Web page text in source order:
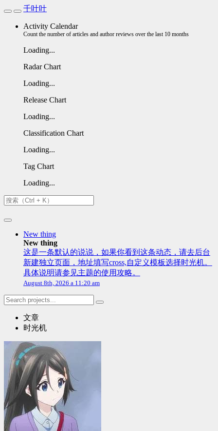
千叶叶
Activity Calendar
Count the number of articles and author reviews over the last 10 months
Loading...
Radar Chart
Loading...
Release Chart
Loading...
Classification Chart
Loading...
Tag Chart
Loading...
New thing
New thing
这是一条默认的说说，如果你看到这条动态，请去后台
新建独立页面，地址填写cross,自定义模板选择时光机。
具体说明请参见主题的使用攻略。
August 8th, 2026 a 11:20 am
文章
时光机